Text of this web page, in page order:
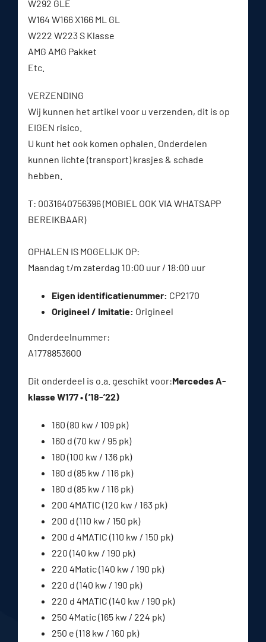
W292 GLE
W164 W166 X166 ML GL
W222 W223 S Klasse
AMG AMG Pakket
Etc.
VERZENDING
Wij kunnen het artikel voor u verzenden, dit is op
EIGEN risico.
U kunt het ook komen ophalen. Onderdelen
kunnen lichte (transport) krasjes & schade
hebben.
T: 0031640756396 (MOBIEL OOK VIA WHATSAPP
BEREIKBAAR)
OPHALEN IS MOGELIJK OP:
Maandag t/m zaterdag 10:00 uur / 18:00 uur
Eigen identificatienummer: CP2170
Origineel / Imitatie: Origineel
Onderdeelnummer:
A1778853600
Dit onderdeel is o.a. geschikt voor:Mercedes A-
klasse W177 • (’18-’22)
160 (80 kw / 109 pk)
160 d (70 kw / 95 pk)
180 (100 kw / 136 pk)
180 d (85 kw / 116 pk)
180 d (85 kw / 116 pk)
200 4MATIC (120 kw / 163 pk)
200 d (110 kw / 150 pk)
200 d 4MATIC (110 kw / 150 pk)
220 (140 kw / 190 pk)
220 4Matic (140 kw / 190 pk)
220 d (140 kw / 190 pk)
220 d 4MATIC (140 kw / 190 pk)
250 4Matic (165 kw / 224 pk)
250 e (118 kw / 160 pk)